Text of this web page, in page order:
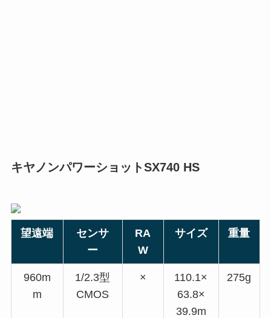
キヤノンパワーショットSX740 HS
望遠端
センサ
ー
RA
W
サイズ 重量
960m
m
1/2.3型
CMOS
×
110.1×
63.8×
39.9m
275g